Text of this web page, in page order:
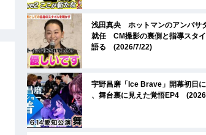
浅田真央 ホットマンのアンバサ
就任 CM撮影の裏側と指導スタ
語る (2026/7/22)
宇野昌磨「Ice Brave」開幕初日
、舞台裏に見えた覚悟EP4